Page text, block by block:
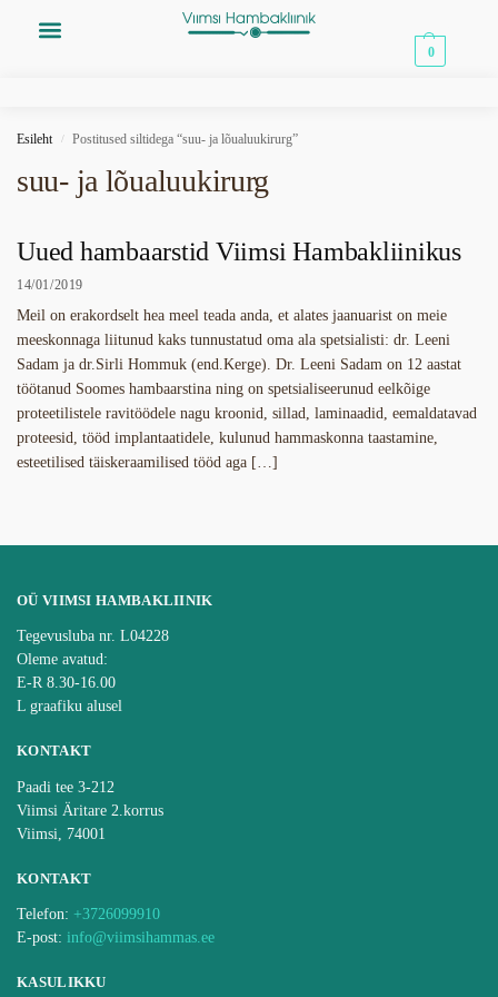
0
Esileht / Postitused siltidega “suu- ja lõualuukirurg”
suu- ja lõualuukirurg
Uued hambaarstid Viimsi Hambakliinikus
14/01/2019
Meil on erakordselt hea meel teada anda, et alates jaanuarist on meie
meeskonnaga liitunud kaks tunnustatud oma ala spetsialisti: dr. Leeni
Sadam ja dr.Sirli Hommuk (end.Kerge). Dr. Leeni Sadam on 12 aastat
töötanud Soomes hambaarstina ning on spetsialiseerunud eelkõige
proteetilistele ravitöödele nagu kroonid, sillad, laminaadid, eemaldatavad
proteesid, tööd implantaatidele, kulunud hammaskonna taastamine,
esteetilised täiskeraamilised tööd aga […]
OÜ VIIMSI HAMBAKLIINIK
Tegevusluba nr. L04228
Oleme avatud:
E-R 8.30-16.00
L graafiku alusel
KONTAKT
Paadi tee 3-212
Viimsi Äritare 2.korrus
Viimsi, 74001
KONTAKT
Telefon: +3726099910
E-post: info@viimsihammas.ee
KASULIKKU